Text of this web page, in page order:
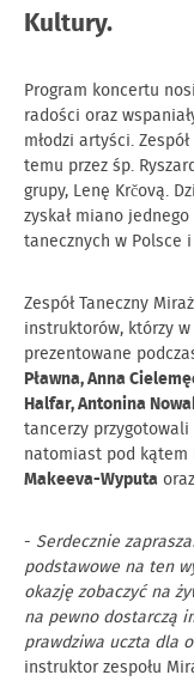
Kultury.
Program koncertu
radości oraz
młodzi artyści.
temu przez śp.
grupy, Lenę Krčovą.
zyskał miano
tanecznych w Polsce
Zespół Taneczny
instruktorów, którzy
prezentowane
Pławna, Anna
Halfar, Antonina
tancerzy przygotowali
natomiast pod kątem
Makeeva-Wyputa oraz
- Serdecznie
podstawowe na ten
okazję zobaczyć na
na pewno dostarczą
prawdziwa uczta dla
instruktor zespołu